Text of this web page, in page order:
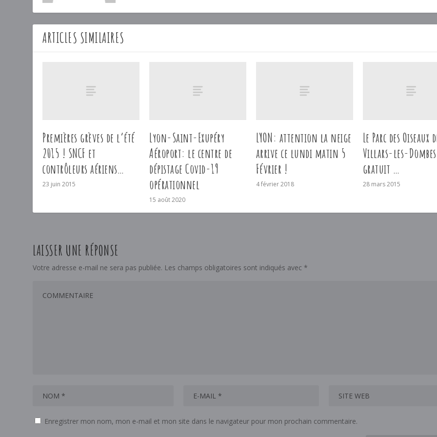
ARTICLES SIMILAIRES
Premières grèves de l’été
2015 ! SNCF et
contrôleurs aériens…
23 juin 2015
Lyon-Saint-Exupéry
Aéroport: le centre de
dépistage Covid-19
opérationnel
15 août 2020
LYON: attention la neige
arrive ce lundi matin 5
Février !
4 février 2018
Le Parc des Oiseaux
Villars-les-Dombes
gratuit …
28 mars 2015
LAISSER UNE RÉPONSE
Votre adresse e-mail ne sera pas publiée. Les champs obligatoires sont indiqués avec *
Enregistrer mon nom, mon e-mail et mon site dans le navigateur pour mon prochain commentaire.